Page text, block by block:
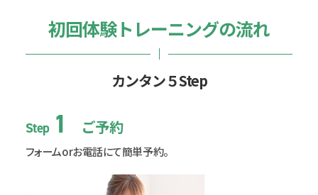
初回体験トレーニングの流れ
カンタン５Step
Step 1 ご予約
フォームorお電話にて簡単予約。